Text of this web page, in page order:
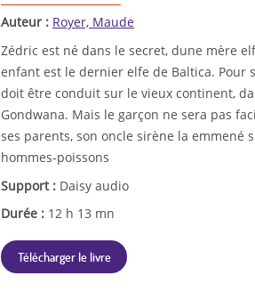
Auteur : Royer, Maude
Zédric est né dans le secret, dune mère
enfant est le dernier elfe de Baltica. Pour
doit être conduit sur le vieux continent,
Gondwana. Mais le garçon ne sera pas
ses parents, son oncle sirène la emmené
hommes-poissons
Support : Daisy audio
Durée : 12 h 13 mn
Télécharger le livre